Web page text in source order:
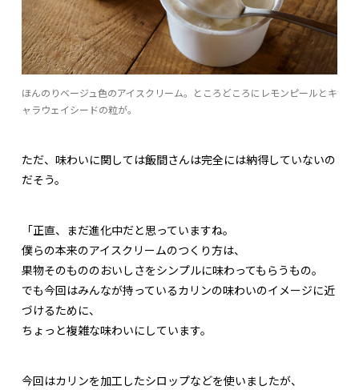
ほんのりベージュ色のアイスクリーム。ところどころにレモンピールとキ
ャラウェイシードの粒が。
ただ、味わいに関しては飯間さんは完全には納得していないの
だそう。
「正直、まだ進化中だと思っていますね。
僕らの本来のアイスクリームのつくり方は、
果物そのもののおいしさをシンプルに味わってもらうもの。
でも今回はみんなが持っているカリンの味わいのイメージに近
づけるために、
ちょっと複雑な味わいにしています。
今回はカリンを加工したシロップなどを使いましたが、